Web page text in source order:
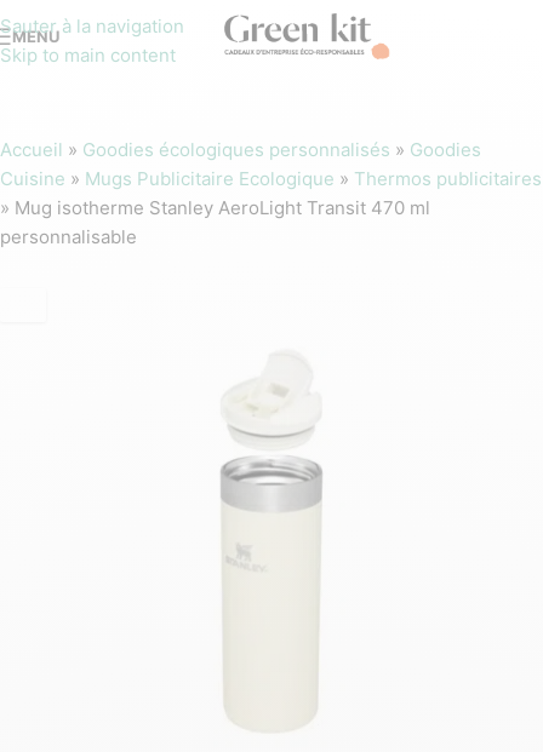
Sauter à la navigation
Skip to main content
MENU
Accueil » Goodies écologiques personnalisés » Goodies
Cuisine » Mugs Publicitaire Ecologique » Thermos publicitaires
» Mug isotherme Stanley AeroLight Transit 470 ml
personnalisable